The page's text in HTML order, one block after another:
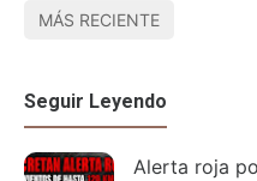
MÁS RECIENTE
Seguir Leyendo
Alerta roja